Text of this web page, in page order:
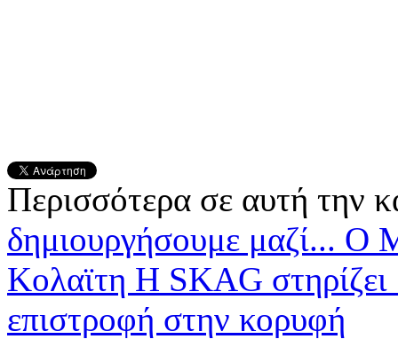
Περισσότερα σε αυτή την
δημιουργήσουμε μαζί... Ο
Κολαϊτη Η SKAG
επιστροφή στην κορυφή